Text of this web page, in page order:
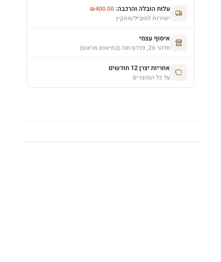
עלות הובלה והרכבה: ₪400.00
ישירות למוביל/מתקין
איסוף עצמי
תדהר 26, פרדס חנה (בתיאום מראש)
אחריות יצרן 12 חודשים
על כל המוצרים